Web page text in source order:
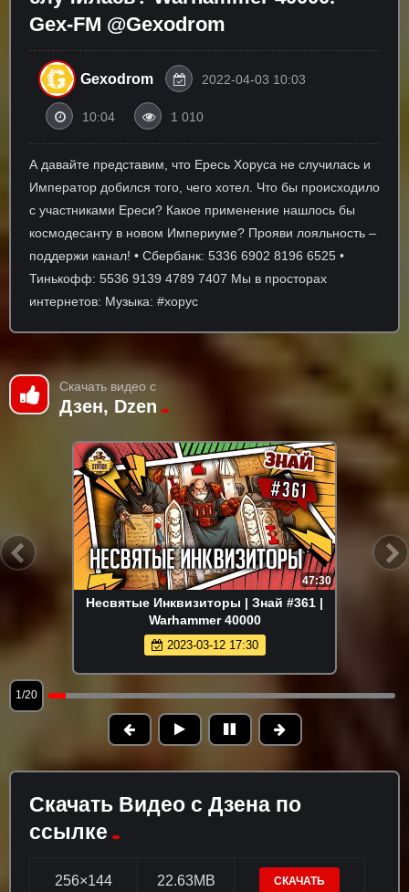
Gex-FM @Gexodrom ​
Gexodrom 2022-04-03 10:03
10:04 1 010
А давайте представим, что Ересь Хоруса не случилась и
Император добился того, чего хотел. Что бы происходило
с участниками Ереси? Какое применение нашлось бы
космодесанту в новом Империуме? Прояви лояльность –
поддержи канал! • Сбербанк: 5336 6902 8196 6525 •
Тинькофф: 5536 9139 4789 7407 Мы в просторах
интернетов: Музыка: #хорус
Скачать видео с
Дзен, Dzen
47:30
Несвятые Инквизиторы | Знай #361 |
Warhammer 40000
2023-03-12 17:30
1/20
Скачать Видео с Дзена по
ссылке
256×144 22.63MB СКАЧАТЬ